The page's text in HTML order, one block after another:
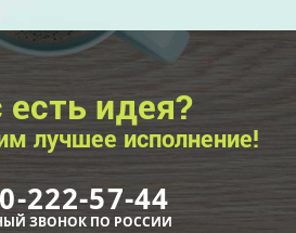
есть идея?
лучшее исполнение!
222-57-44
ЗВОНОК ПО РОССИИ